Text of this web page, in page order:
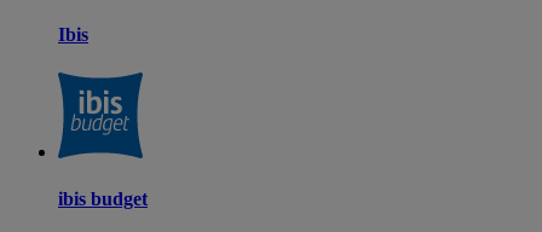
Ibis
ibis budget